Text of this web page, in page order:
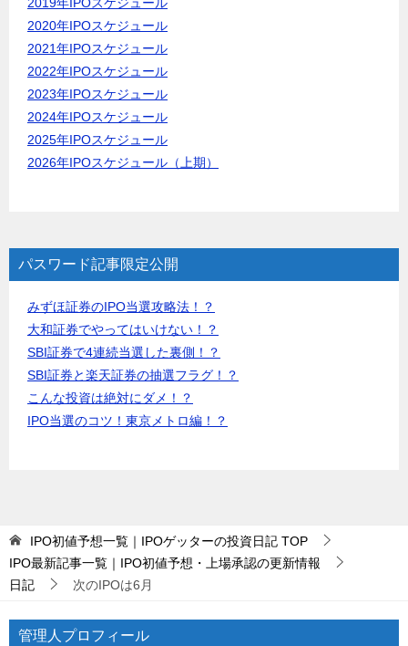
2020年IPOスケジュール
2021年IPOスケジュール
2022年IPOスケジュール
2023年IPOスケジュール
2024年IPOスケジュール
2025年IPOスケジュール
2026年IPOスケジュール（上期）
パスワード記事限定公開
みずほ証券のIPO当選攻略法！？
大和証券でやってはいけない！？
SBI証券で4連続当選した裏側！？
SBI証券と楽天証券の抽選フラグ！？
こんな投資は絶対にダメ！？
IPO当選のコツ！東京メトロ編！？
IPO初値予想一覧｜IPOゲッターの投資日記 TOP
IPO最新記事一覧｜IPO初値予想・上場承認の更新情報
日記
次のIPOは6月
管理人プロフィール